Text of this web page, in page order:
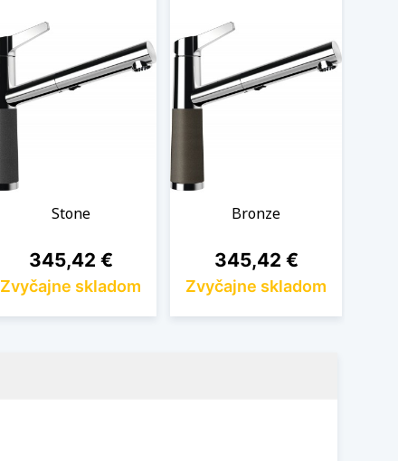
Stone
Cena
345,42 €
Zvyčajne skladom
Bronze
Cena
345,42 €
Zvyčajne skladom